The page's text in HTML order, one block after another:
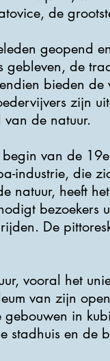
de
geopend
de
bieden de
zijn
de natuur.
van de
industrie, die
natuur, heeft
bezoekers
De
vooral het
van zijn
in
stadhuis en